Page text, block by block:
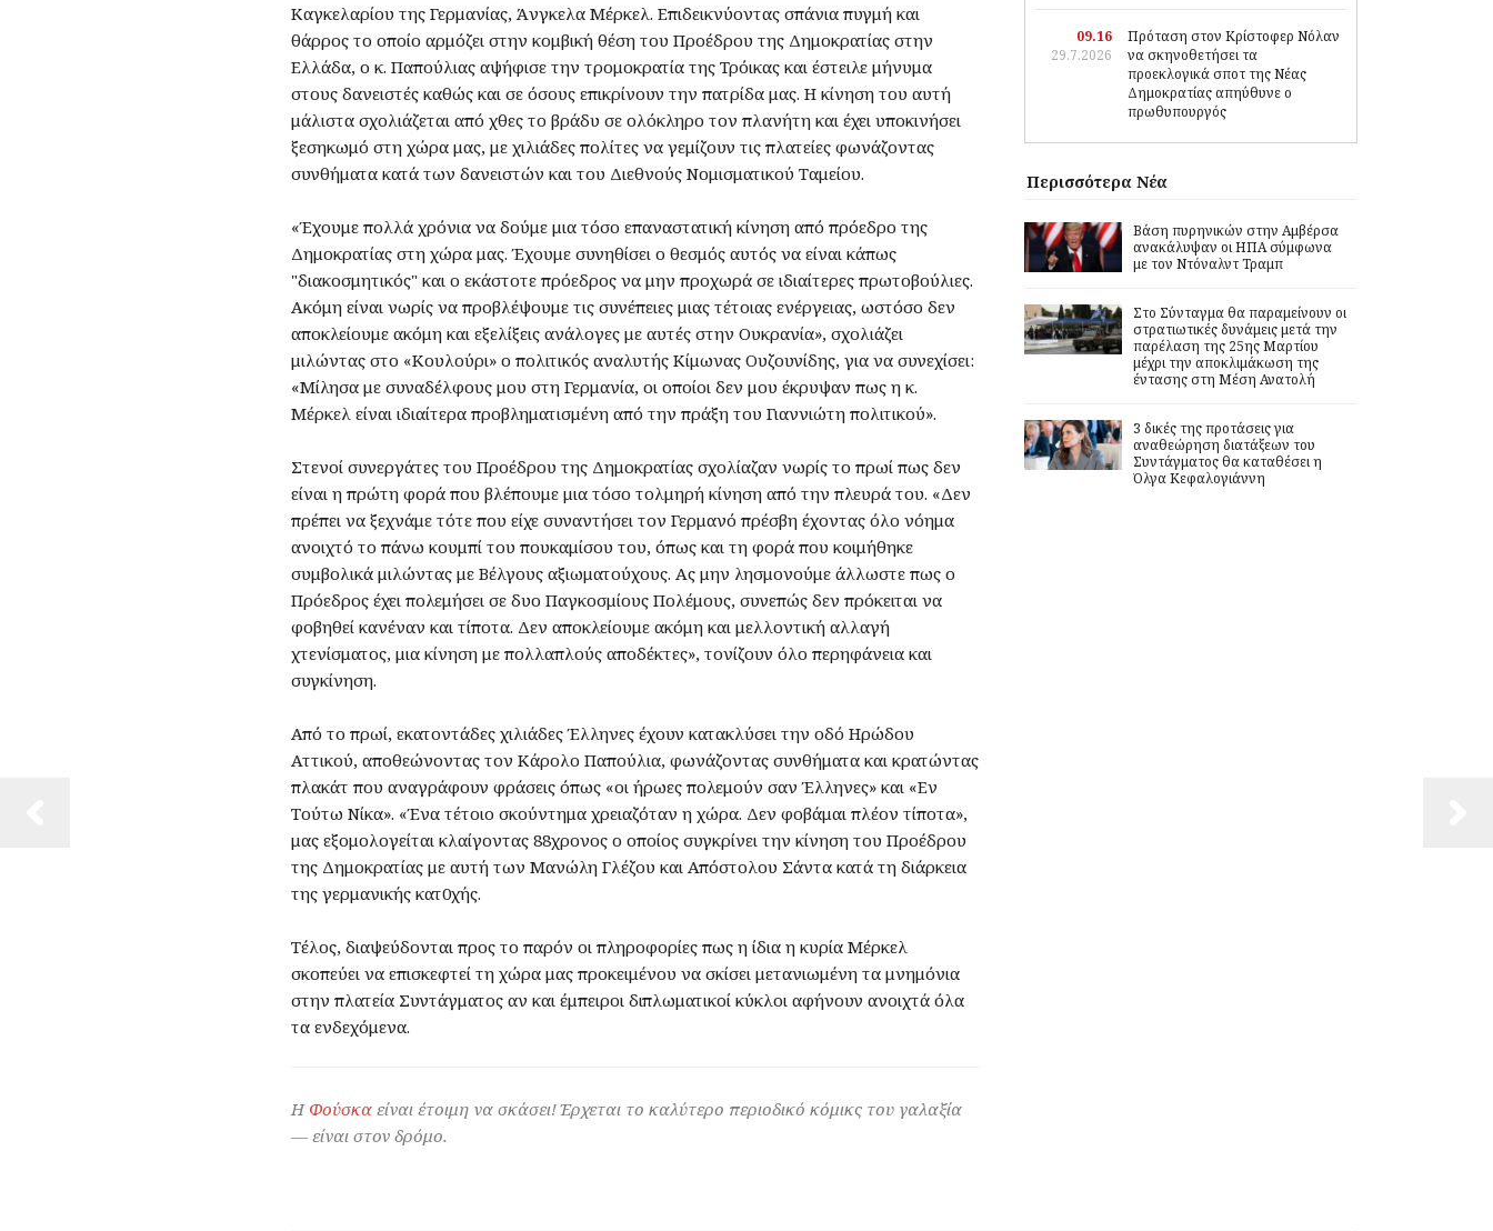
Καγκελαρίου της Γερμανίας, Άνγκελα Μέρκελ. Επιδεικνύοντας σπάνια πυγμή και
θάρρος το οποίο αρμόζει στην κομβική θέση του Προέδρου της Δημοκρατίας στην
Ελλάδα, ο κ. Παπούλιας αψήφισε την τρομοκρατία της Τρόικας και έστειλε μήνυμα
στους δανειστές καθώς και σε όσους επικρίνουν την πατρίδα μας. Η κίνηση του αυτή
μάλιστα σχολιάζεται από χθες το βράδυ σε ολόκληρο τον πλανήτη και έχει υποκινήσει
ξεσηκωμό στη χώρα μας, με χιλιάδες πολίτες να γεμίζουν τις πλατείες φωνάζοντας
συνθήματα κατά των δανειστών και του Διεθνούς Νομισματικού Ταμείου.
«Έχουμε πολλά χρόνια να δούμε μια τόσο επαναστατική κίνηση από πρόεδρο της
Δημοκρατίας στη χώρα μας. Έχουμε συνηθίσει ο θεσμός αυτός να είναι κάπως
"διακοσμητικός" και ο εκάστοτε πρόεδρος να μην προχωρά σε ιδιαίτερες πρωτοβούλιες.
Ακόμη είναι νωρίς να προβλέψουμε τις συνέπειες μιας τέτοιας ενέργειας, ωστόσο δεν
αποκλείουμε ακόμη και εξελίξεις ανάλογες με αυτές στην Ουκρανία», σχολιάζει
μιλώντας στο «Κουλούρι» ο πολιτικός αναλυτής Κίμωνας Ουζουνίδης, για να συνεχίσει:
«Μίλησα με συναδέλφους μου στη Γερμανία, οι οποίοι δεν μου έκρυψαν πως η κ.
Μέρκελ είναι ιδιαίτερα προβληματισμένη από την πράξη του Γιαννιώτη πολιτικού».
Στενοί συνεργάτες του Προέδρου της Δημοκρατίας σχολίαζαν νωρίς το πρωί πως δεν
είναι η πρώτη φορά που βλέπουμε μια τόσο τολμηρή κίνηση από την πλευρά του. «Δεν
πρέπει να ξεχνάμε τότε που είχε συναντήσει τον Γερμανό πρέσβη έχοντας όλο νόημα
ανοιχτό το πάνω κουμπί του πουκαμίσου του, όπως και τη φορά που κοιμήθηκε
συμβολικά μιλώντας με Βέλγους αξιωματούχους. Ας μην λησμονούμε άλλωστε πως ο
Πρόεδρος έχει πολεμήσει σε δυο Παγκοσμίους Πολέμους, συνεπώς δεν πρόκειται να
φοβηθεί κανέναν και τίποτα. Δεν αποκλείουμε ακόμη και μελλοντική αλλαγή
χτενίσματος, μια κίνηση με πολλαπλούς αποδέκτες», τονίζουν όλο περηφάνεια και
συγκίνηση.
Από το πρωί, εκατοντάδες χιλιάδες Έλληνες έχουν κατακλύσει την οδό Ηρώδου
Αττικού, αποθεώνοντας τον Κάρολο Παπούλια, φωνάζοντας συνθήματα και κρατώντας
πλακάτ που αναγράφουν φράσεις όπως «οι ήρωες πολεμούν σαν Έλληνες» και «Εν
Τούτω Νίκα». «Ένα τέτοιο σκούντημα χρειαζόταν η χώρα. Δεν φοβάμαι πλέον τίποτα»,
μας εξομολογείται κλαίγοντας 88χρονος ο οποίος συγκρίνει την κίνηση του Προέδρου
της Δημοκρατίας με αυτή των Μανώλη Γλέζου και Απόστολου Σάντα κατά τη διάρκεια
της γερμανικής κατ0χής.
Τέλος, διαψεύδονται προς το παρόν οι πληροφορίες πως η ίδια η κυρία Μέρκελ
σκοπεύει να επισκεφτεί τη χώρα μας προκειμένου να σκίσει μετανιωμένη τα μνημόνια
στην πλατεία Συντάγματος αν και έμπειροι διπλωματικοί κύκλοι αφήνουν ανοιχτά όλα
τα ενδεχόμενα.
Η Φούσκα είναι έτοιμη να σκάσει! Έρχεται το καλύτερο περιοδικό κόμικς του γαλαξία
— είναι στον δρόμο.
09.16
29.7.2026
Πρόταση στον Κρίστοφερ Νόλαν
να σκηνοθετήσει τα
προεκλογικά σποτ της Νέας
Δημοκρατίας απηύθυνε ο
πρωθυπουργός
Περισσότερα Νέα
Βάση πυρηνικών στην Αμβέρσα
ανακάλυψαν οι ΗΠΑ σύμφωνα
με τον Ντόναλντ Τραμπ
Στο Σύνταγμα θα παραμείνουν οι
στρατιωτικές δυνάμεις μετά την
παρέλαση της 25ης Μαρτίου
μέχρι την αποκλιμάκωση της
έντασης στη Μέση Ανατολή
3 δικές της προτάσεις για
αναθεώρηση διατάξεων του
Συντάγματος θα καταθέσει η
Όλγα Κεφαλογιάννη